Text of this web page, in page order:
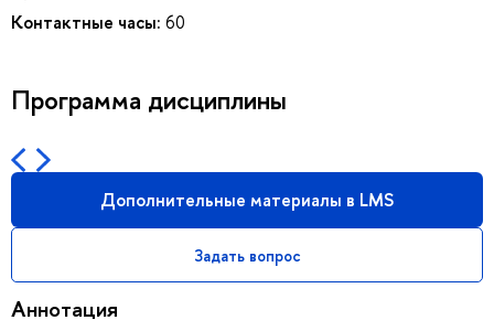
Контактные часы: 60
Программа дисциплины
Дополнительные материалы в LMS
Задать вопрос
Аннотация